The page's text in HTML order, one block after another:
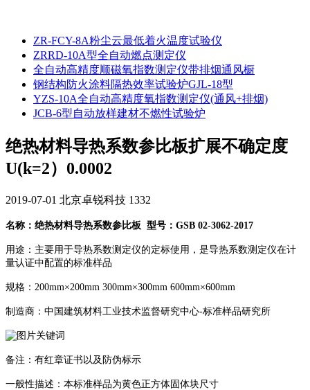
ZR-FCY-8A粉尘云最低着火温度试验仪
ZRRD-10A型全自动燃点测定仪
全自动高精度顺磁氧指数测定仪带排烟通风橱
钢结构防火涂料隔热效率试验炉GJL-18型
YZS-10A全自动高精度氧指数测定仪(通风+排烟)
JCB-6型自动放样建材不燃性试验炉
绝热材料导热系数参比板扩展不确定度
U(k=2）0.0002
2019-07-01 北京卓锐科技 1332
名称：绝热材料导热系数参比板 型号：GSB 02-3062-2017
用途：主要用于导热系数测定仪的定标使用，是导热系数测定仪在计
量认证中配置的标准样品
规格：200mm×200mm 300mm×300mm 600mm×600mm
制造商：中国建筑材料工业技术监督研究中心-标准样品研究所
备注：有红章证书以及防伪标示
一般性描述：本标准样品为黄色正方体固体块尺寸